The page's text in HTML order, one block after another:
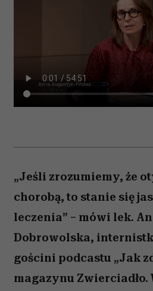
„Jeśli zrozumiemy, że
chorobą, to stanie się
leczenia” – mówi lek.
Dobrowolska,
gościni podcastu „Jak
magazynu Zwierciadło.